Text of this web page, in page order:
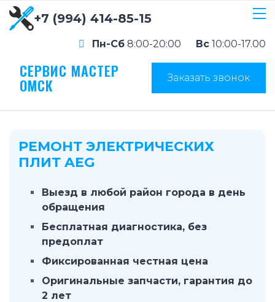
+7 (994) 414-85-15
Пн-Сб 8:00-20:00 Вс 10:00-17.00
СЕРВИС МАСТЕР
ОМСК Заказать звонок
РЕМОНТ ЭЛЕКТРИЧЕСКИХ
ПЛИТ AEG
Выезд в любой район города в день
обращения
Бесплатная диагностика, без
предоплат
Фиксированная честная цена
Оригинальные запчасти, гарантия до
2 лет